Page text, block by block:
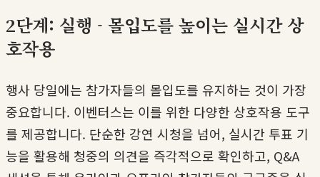
2단계: 실행 - 몰입도를 높이는 실시간 상
호작용
행사 당일에는 참가자들의 몰입도를 유지하는 것이 가장
중요합니다. 이벤터스는 이를 위한 다양한 상호작용 도구
를 제공합니다. 단순한 강연 시청을 넘어, 실시간 투표 기
능을 활용해 청중의 의견을 즉각적으로 확인하고, Q&A